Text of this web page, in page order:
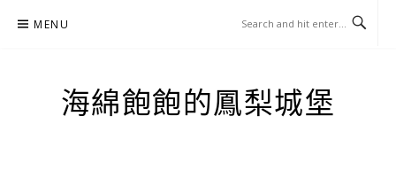
MENU
海綿飽飽的鳳梨城堡